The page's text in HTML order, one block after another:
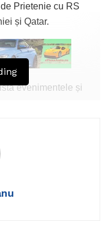
Prietenie cu RS
și Qatar.
evenimentele și
primul gimnaziu